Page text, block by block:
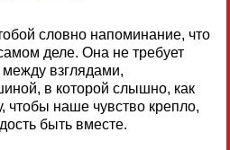
словно напоминание, что
деле. Она не требует
взглядами,
в которой слышно, как
чтобы наше чувство крепло,
быть вместе.